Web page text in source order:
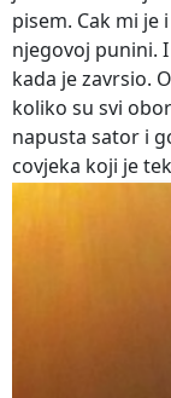
pisem. Cak mi je
njegovoj punini.
kada je zavrsio.
koliko su svi
napusta sator i
covjeka koji je